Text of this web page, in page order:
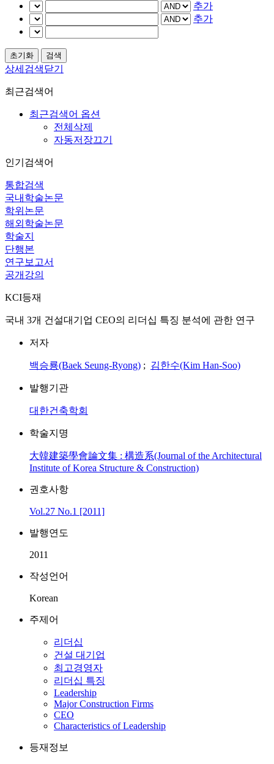
추가
추가
상세검색닫기
최근검색어
최근검색어 옵션
전체삭제
자동저장끄기
인기검색어
통합검색
국내학술논문
학위논문
해외학술논문
학술지
단행본
연구보고서
공개강의
KCI등재
국내 3개 건설대기업 CEO의 리더십 특징 분석에 관한 연구
저자
백승룡(Baek Seung-Ryong) ; 김한수(Kim Han-Soo)
발행기관
대한건축학회
학술지명
大韓建築學會論文集 : 構造系(Journal of the Architectural
Institute of Korea Structure & Construction)
권호사항
Vol.27 No.1 [2011]
발행연도
2011
작성언어
Korean
주제어
리더십
건설 대기업
최고경영자
리더십 특징
Leadership
Major Construction Firms
CEO
Characteristics of Leadership
등재정보